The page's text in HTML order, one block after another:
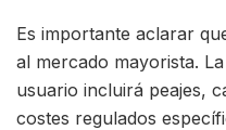
Es importante aclarar
al mercado mayorista.
usuario incluirá peajes,
costes regulados